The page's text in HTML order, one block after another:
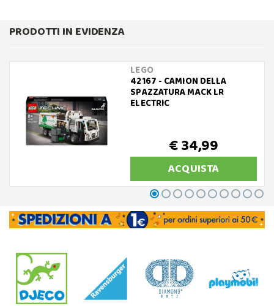
PRODOTTI IN EVIDENZA
LEGO
42167 - CAMION DELLA
SPAZZATURA MACK LR
ELECTRIC
€ 34,99
ACQUISTA